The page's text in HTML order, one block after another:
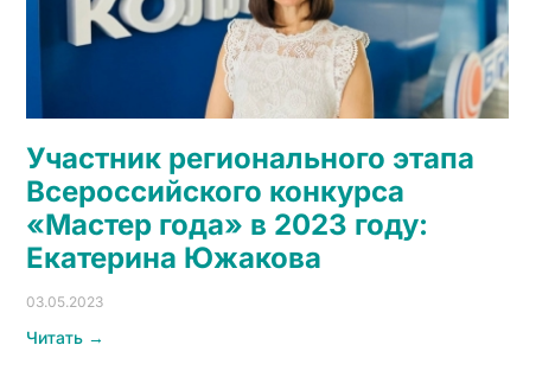
Участник регионального этапа
Всероссийского конкурса
«Мастер года» в 2023 году:
Екатерина Южакова
03.05.2023
Читать →